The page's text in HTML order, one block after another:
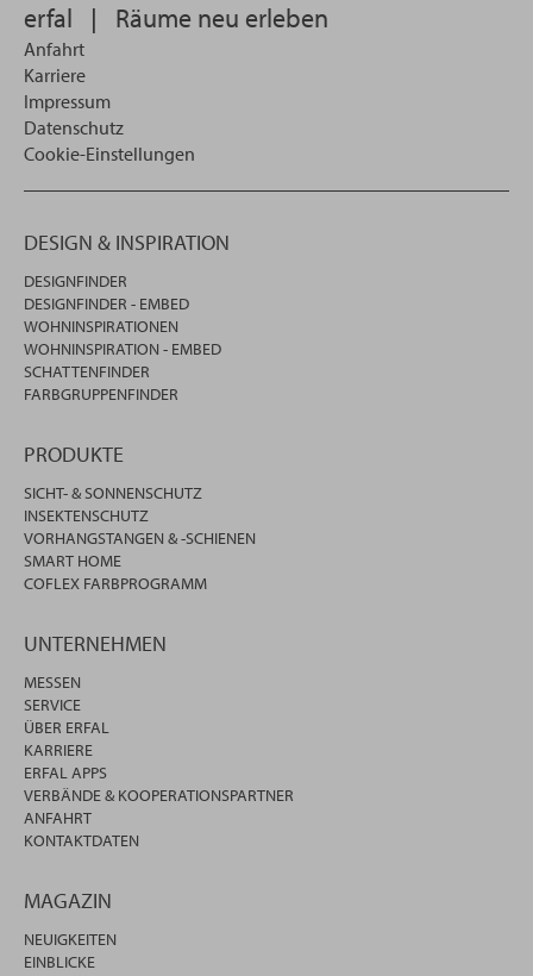
erfal | Räume neu erleben
Anfahrt
Karriere
Impressum
Datenschutz
Cookie-Einstellungen
DESIGN & INSPIRATION
DESIGNFINDER
DESIGNFINDER - EMBED
WOHNINSPIRATIONEN
WOHNINSPIRATION - EMBED
SCHATTENFINDER
FARBGRUPPENFINDER
PRODUKTE
SICHT- & SONNENSCHUTZ
INSEKTENSCHUTZ
VORHANGSTANGEN & -SCHIENEN
SMART HOME
COFLEX FARBPROGRAMM
UNTERNEHMEN
MESSEN
SERVICE
ÜBER ERFAL
KARRIERE
ERFAL APPS
VERBÄNDE & KOOPERATIONSPARTNER
ANFAHRT
KONTAKTDATEN
MAGAZIN
NEUIGKEITEN
EINBLICKE